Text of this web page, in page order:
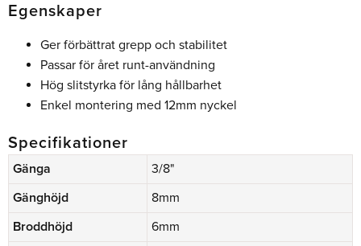
Egenskaper
Ger förbättrat grepp och stabilitet
Passar för året runt-användning
Hög slitstyrka för lång hållbarhet
Enkel montering med 12mm nyckel
Specifikationer
Gänga
3/8"
Gänghöjd
8mm
Broddhöjd
6mm